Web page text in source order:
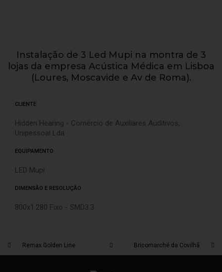
Instalação de 3 Led Mupi na montra de 3
lojas da empresa Acústica Médica em Lisboa
(Loures, Moscavide e Av de Roma).
CLIENTE
Hidden Hearing - Comércio de Auxiliares Auditivos,
Unipessoal Lda
EQUIPAMENTO
LED Mupi
DIMENSÃO E RESOLUÇÃO
800x1.280 Fixo - SMD3.3
Remax Golden Line Bricomarché da Covilhã